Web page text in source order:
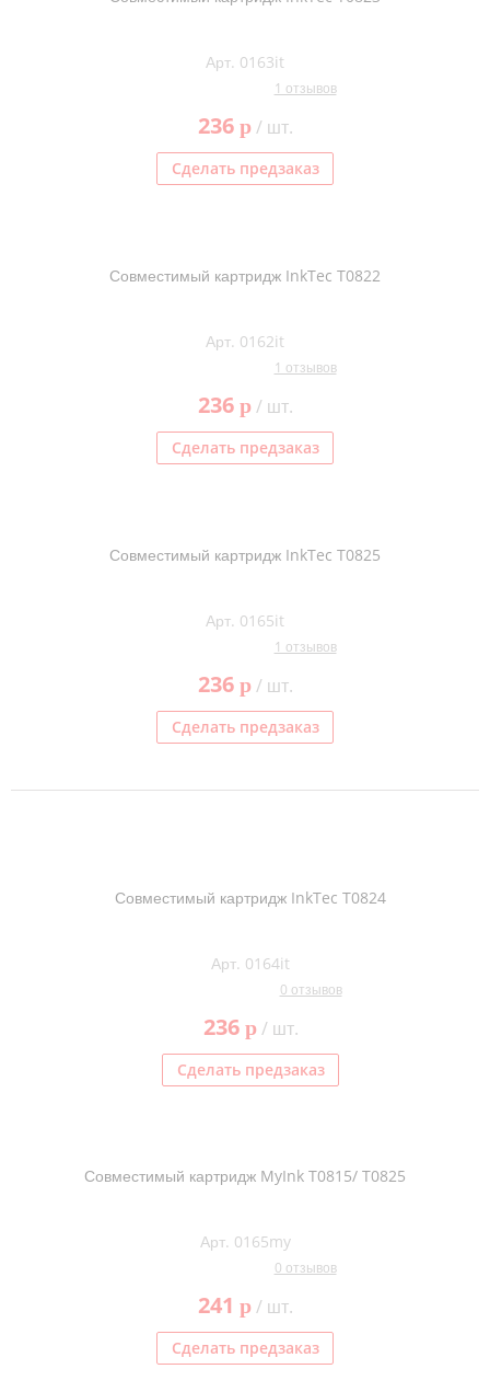
Арт. 0163it
1 отзывов
236 p/ шт.
Сделать предзаказ
Совместимый картридж InkTec T0822
Арт. 0162it
1 отзывов
236 p/ шт.
Сделать предзаказ
Совместимый картридж InkTec T0825
Арт. 0165it
1 отзывов
236 p/ шт.
Сделать предзаказ
Совместимый картридж InkTec T0824
Арт. 0164it
0 отзывов
236 p/ шт.
Сделать предзаказ
Совместимый картридж MyInk T0815/ T0825
Арт. 0165my
0 отзывов
241 p/ шт.
Сделать предзаказ